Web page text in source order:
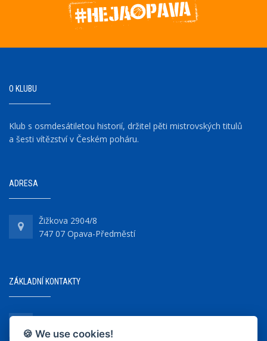
O KLUBU
Klub s osmdesátiletou historií, držitel pěti mistrovských titulů
a šesti vítězství v Českém poháru.
ADRESA
Žižkova 2904/8
747 07 Opava-Předměstí
ZÁKLADNÍ KONTAKTY
+420 737 218 679
🍪 We use cookies!